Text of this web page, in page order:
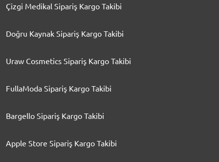
Çizgi Medikal Sipariş Kargo Takibi
Doğru Kaynak Sipariş Kargo Takibi
Uraw Cosmetics Sipariş Kargo Takibi
FullaModa Sipariş Kargo Takibi
Bargello Sipariş Kargo Takibi
Apple Store Sipariş Kargo Takibi